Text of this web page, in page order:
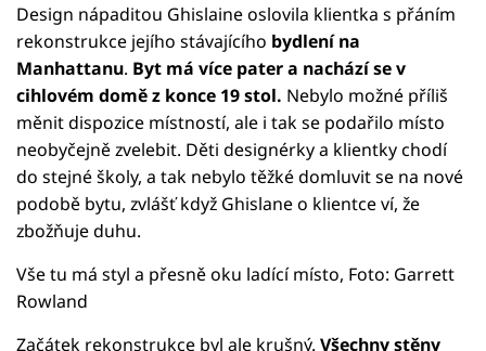
Design nápaditou Ghislaine oslovila klientka s přáním
rekonstrukce jejího stávajícího bydlení na
Manhattanu. Byt má více pater a nachází se v
cihlovém domě z konce 19 stol. Nebylo možné příliš
měnit dispozice místností, ale i tak se podařilo místo
neobyčejně zvelebit. Děti designérky a klientky chodí
do stejné školy, a tak nebylo těžké domluvit se na nové
podobě bytu, zvlášť když Ghislane o klientce ví, že
zbožňuje duhu.
Vše tu má styl a přesně oku ladící místo, Foto: Garrett
Rowland
Začátek rekonstrukce byl ale krušný. Všechny stěny